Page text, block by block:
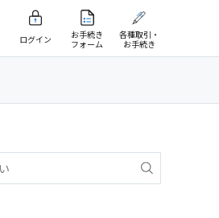
ログイン
お手続き
フォーム
各種取引・
お手続き